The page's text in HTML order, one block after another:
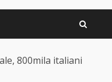
800mila italiani